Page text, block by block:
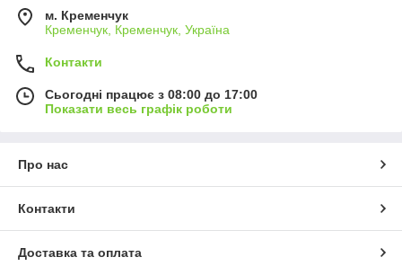
м. Кременчук
Кременчук, Кременчук, Україна
Контакти
Сьогодні працює з 08:00 до 17:00
Показати весь графік роботи
Про нас
Контакти
Доставка та оплата